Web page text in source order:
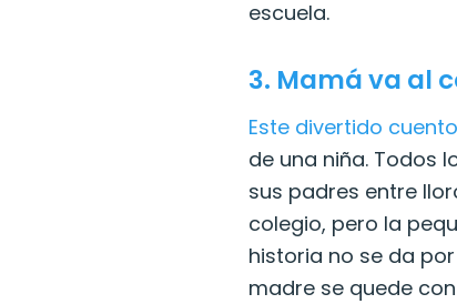
escuela.
3. Mamá va al
Este divertido cuento
de una niña. Todos
sus padres entre
colegio, pero la
historia no se da
madre se quede